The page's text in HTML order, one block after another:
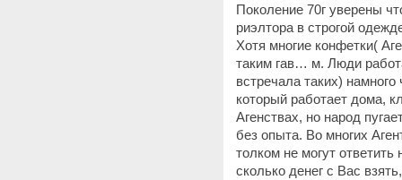
Поколение 70г уверены
риэлтора в строгой
Хотя многие конфетки(
таким гав… м. Люди
встречала таких)
который работает дома,
Агенствах, но народ
без опыта. Во многих
толком не могут
сколько денег с Вас